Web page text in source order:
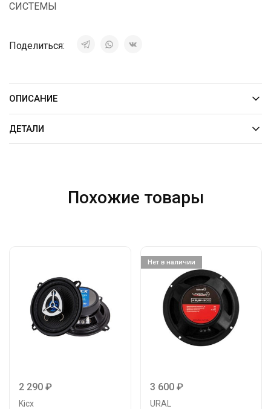
СИСТЕМЫ
Поделиться:
ОПИСАНИЕ
ДЕТАЛИ
Похожие товары
2 290 ₽
Kicx
Нет в наличии
3 600 ₽
URAL